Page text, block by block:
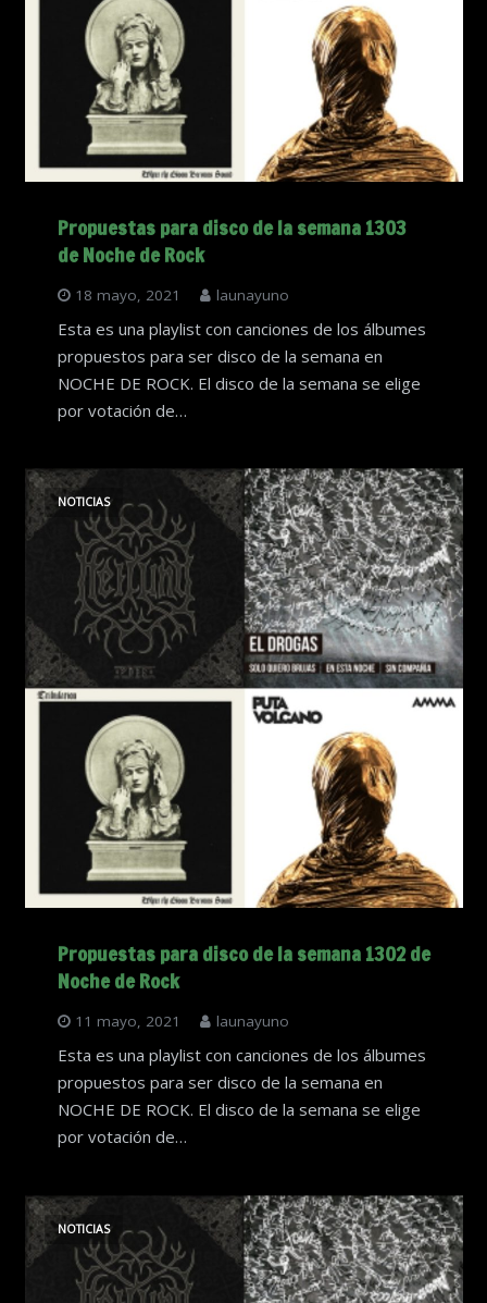
Propuestas para disco de la semana 1303
de Noche de Rock
18 mayo, 2021 launayuno
Esta es una playlist con canciones de los álbumes
propuestos para ser disco de la semana en
NOCHE DE ROCK. El disco de la semana se elige
por votación de…
Propuestas para disco de la semana 1302 de
Noche de Rock
11 mayo, 2021 launayuno
NOTICIAS
Esta es una playlist con canciones de los álbumes
propuestos para ser disco de la semana en
NOCHE DE ROCK. El disco de la semana se elige
por votación de…
NOTICIAS